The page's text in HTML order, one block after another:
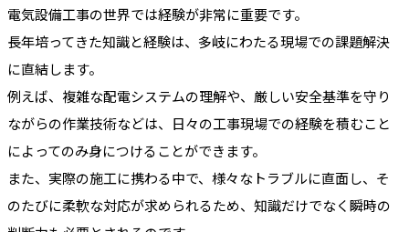
電気設備工事の世界では経験が非常に重要です。
長年培ってきた知識と経験は、多岐にわたる現場での課題解決
に直結します。
例えば、複雑な配電システムの理解や、厳しい安全基準を守り
ながらの作業技術などは、日々の工事現場での経験を積むこと
によってのみ身につけることができます。
また、実際の施工に携わる中で、様々なトラブルに直面し、そ
のたびに柔軟な対応が求められるため、知識だけでなく瞬時の